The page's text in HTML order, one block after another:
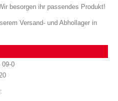
besorgen ihr passendes Produkt!
Versand- und Abhollager in
09-0